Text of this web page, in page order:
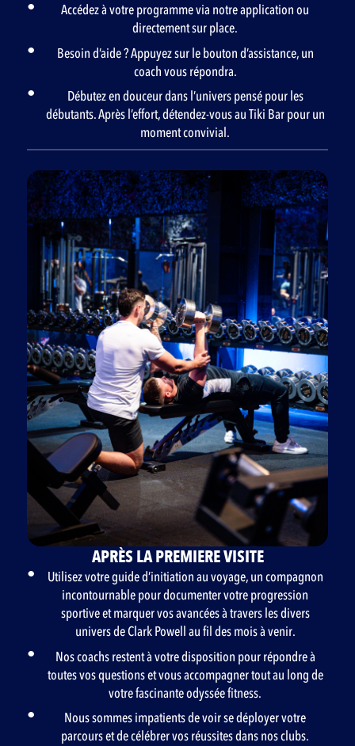
Accédez à votre programme via notre application ou
directement sur place.
Besoin d’aide ? Appuyez sur le bouton d’assistance, un
coach vous répondra.
Débutez en douceur dans l’univers pensé pour les
débutants. Après l’effort, détendez-vous au Tiki Bar pour un
moment convivial.
APRÈS LA PREMIERE VISITE
Utilisez votre guide d’initiation au voyage, un compagnon
incontournable pour documenter votre progression
sportive et marquer vos avancées à travers les divers
univers de Clark Powell au fil des mois à venir.
Nos coachs restent à votre disposition pour répondre à
toutes vos questions et vous accompagner tout au long de
votre fascinante odyssée fitness.
Nous sommes impatients de voir se déployer votre
parcours et de célébrer vos réussites dans nos clubs.